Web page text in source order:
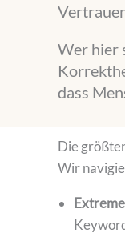
Wer hier
dass
Die
Wir